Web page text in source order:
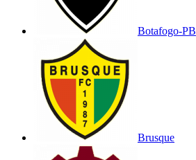
Botafogo-PB
Brusque